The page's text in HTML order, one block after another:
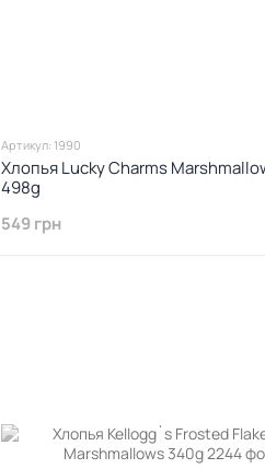
Артикул: 1990
Хлопья Lucky Charms
498g
549 грн